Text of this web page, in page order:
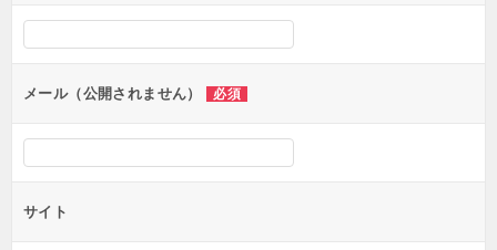
シ
ンメール（公開されません） 必須
サイト